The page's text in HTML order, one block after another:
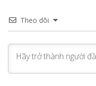
Theo dõi